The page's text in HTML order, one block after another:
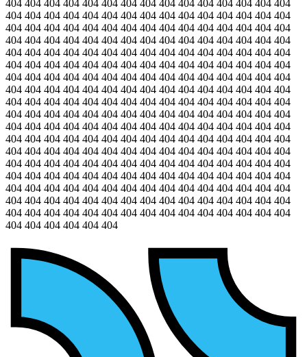
404 404 404 404 404 404 404 404 404 404 404 404 404 404 404
404 404 404 404 404 404 404 404 404 404 404 404 404 404 404
404 404 404 404 404 404 404 404 404 404 404 404 404 404 404
404 404 404 404 404 404 404 404 404 404 404 404 404 404 404
404 404 404 404 404 404 404 404 404 404 404 404 404 404 404
404 404 404 404 404 404 404 404 404 404 404 404 404 404 404
404 404 404 404 404 404 404 404 404 404 404 404 404 404 404
404 404 404 404 404 404 404 404 404 404 404 404 404 404 404
404 404 404 404 404 404 404 404 404 404 404 404 404 404 404
404 404 404 404 404 404 404 404 404 404 404 404 404 404 404
404 404 404 404 404 404 404 404 404 404 404 404 404 404 404
404 404 404 404 404 404 404 404 404 404 404 404 404 404 404
404 404 404 404 404 404 404 404 404 404 404 404 404 404 404
404 404 404 404 404 404 404 404 404 404 404 404 404 404 404
404 404 404 404 404 404 404 404 404 404 404 404 404 404 404
404 404 404 404 404 404 404 404 404 404 404 404 404 404 404
404 404 404 404 404 404 404 404 404 404 404 404 404 404 404
404 404 404 404 404 404 404 404 404 404 404 404 404 404 404
404 404 404 404 404 404